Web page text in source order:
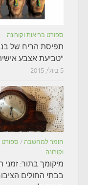
ספורט בריאות וקורונה
תפיסת הריח של
"טביעת אצבע
5 ביולי, 2015
חומר למחשבה / ספורט
וקורונה
מיקומך בתור: זמני
בבתי החולים